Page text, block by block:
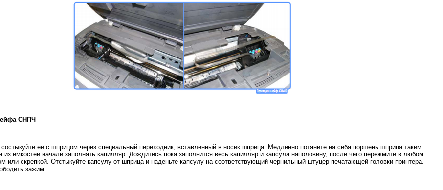
СНПЧ
состыкуйте ее с шприцом через специальный переходник, вставленный в носик шприца. Медленно потяните на себя поршень шприца таким
из ёмкостей начали заполнять капилляр. Дождитесь пока заполнится весь капилляр и капсула наполовину, после чего пережмите в любом
или скрепкой. Отстыкуйте капсулу от шприца и наденьте капсулу на соответствующий чернильный штуцер печатающей головки принтера.
зажим.